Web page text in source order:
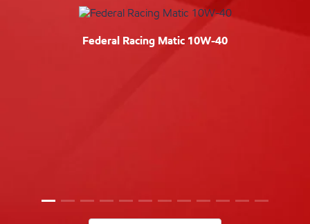
Federal Racing Matic 10W-40